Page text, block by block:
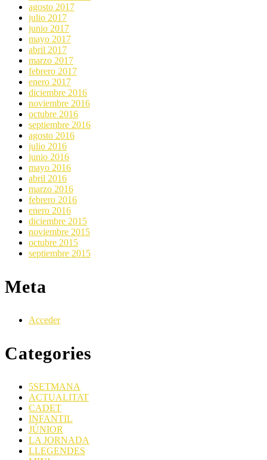
agosto 2017
julio 2017
junio 2017
mayo 2017
abril 2017
marzo 2017
febrero 2017
enero 2017
diciembre 2016
noviembre 2016
octubre 2016
septiembre 2016
agosto 2016
julio 2016
junio 2016
mayo 2016
abril 2016
marzo 2016
febrero 2016
enero 2016
diciembre 2015
noviembre 2015
octubre 2015
septiembre 2015
Meta
Acceder
Categories
5SETMANA
ACTUALITAT
CADET
INFANTIL
JÚNIOR
LA JORNADA
LLEGENDES